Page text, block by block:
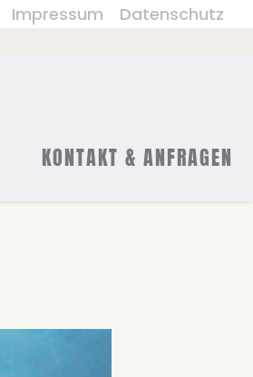
Impressum Datenschutz
KONTAKT & ANFRAGEN